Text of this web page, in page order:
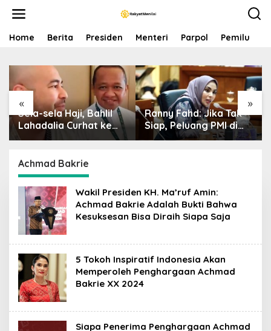
Home Berita Presiden Menteri Parpol Pemilu
« »
Sela-sela Haji, Bahlil
Lahadalia Curhat ke
Raffi Ahmad: Saya
Pencipta Lagu MBG,
Ajak Makan
Ranny Fahd: Jika Tak
Siap, Peluang PMI di
Jepang Bisa Jadi
Achmad Bakrie
Wakil Presiden KH. Ma’ruf Amin:
Achmad Bakrie Adalah Bukti Bahwa
Kesuksesan Bisa Diraih Siapa Saja
5 Tokoh Inspiratif Indonesia Akan
Memperoleh Penghargaan Achmad
Bakrie XX 2024
Siapa Penerima Penghargaan Achmad